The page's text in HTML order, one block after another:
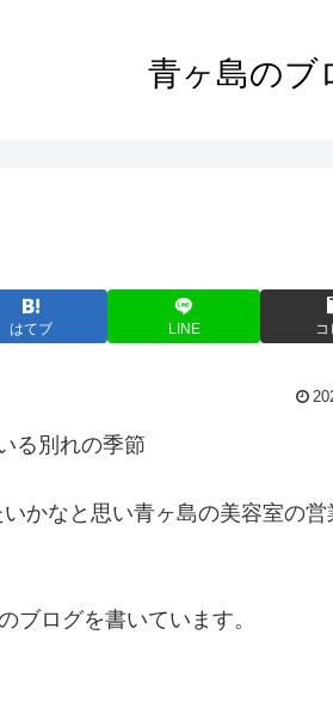
青ヶ島のブ
はてブ LINE コ
る別れの季節
かなと思い青ヶ島の美容室の営
ブログを書いています。